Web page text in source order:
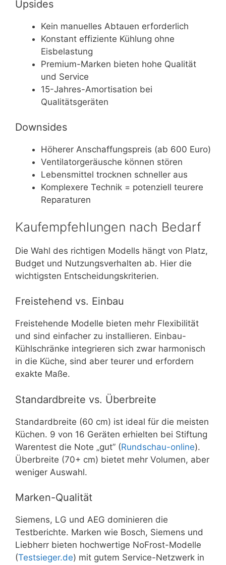
Upsides
Kein manuelles Abtauen erforderlich
Konstant effiziente Kühlung ohne
Eisbelastung
Premium-Marken bieten hohe Qualität
und Service
15-Jahres-Amortisation bei
Qualitätsgeräten
Downsides
Höherer Anschaffungspreis (ab 600 Euro)
Ventilatorgeräusche können stören
Lebensmittel trocknen schneller aus
Komplexere Technik = potenziell teurere
Reparaturen
Kaufempfehlungen nach Bedarf
Die Wahl des richtigen Modells hängt von Platz,
Budget und Nutzungsverhalten ab. Hier die
wichtigsten Entscheidungskriterien.
Freistehend vs. Einbau
Freistehende Modelle bieten mehr Flexibilität
und sind einfacher zu installieren. Einbau-
Kühlschränke integrieren sich zwar harmonisch
in die Küche, sind aber teurer und erfordern
exakte Maße.
Standardbreite vs. Überbreite
Standardbreite (60 cm) ist ideal für die meisten
Küchen. 9 von 16 Geräten erhielten bei Stiftung
Warentest die Note „gut” (Rundschau-online).
Überbreite (70+ cm) bietet mehr Volumen, aber
weniger Auswahl.
Marken-Qualität
Siemens, LG und AEG dominieren die
Testberichte. Marken wie Bosch, Siemens und
Liebherr bieten hochwertige NoFrost-Modelle
(Testsieger.de) mit gutem Service-Netzwerk in